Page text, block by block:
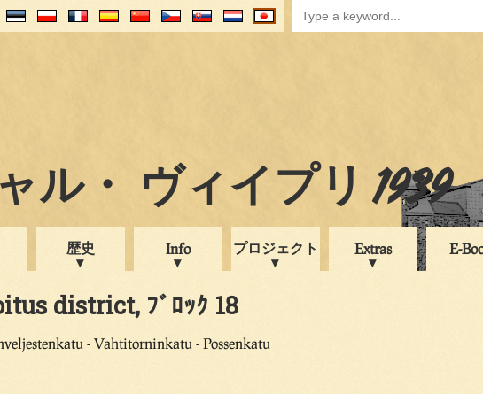
ル・ ヴィイプリ 1939
歴史 Info プロジェクト Extras E-
district, ﾌﾞﾛｯｸ 18
- Vahtitorninkatu - Possenkatu